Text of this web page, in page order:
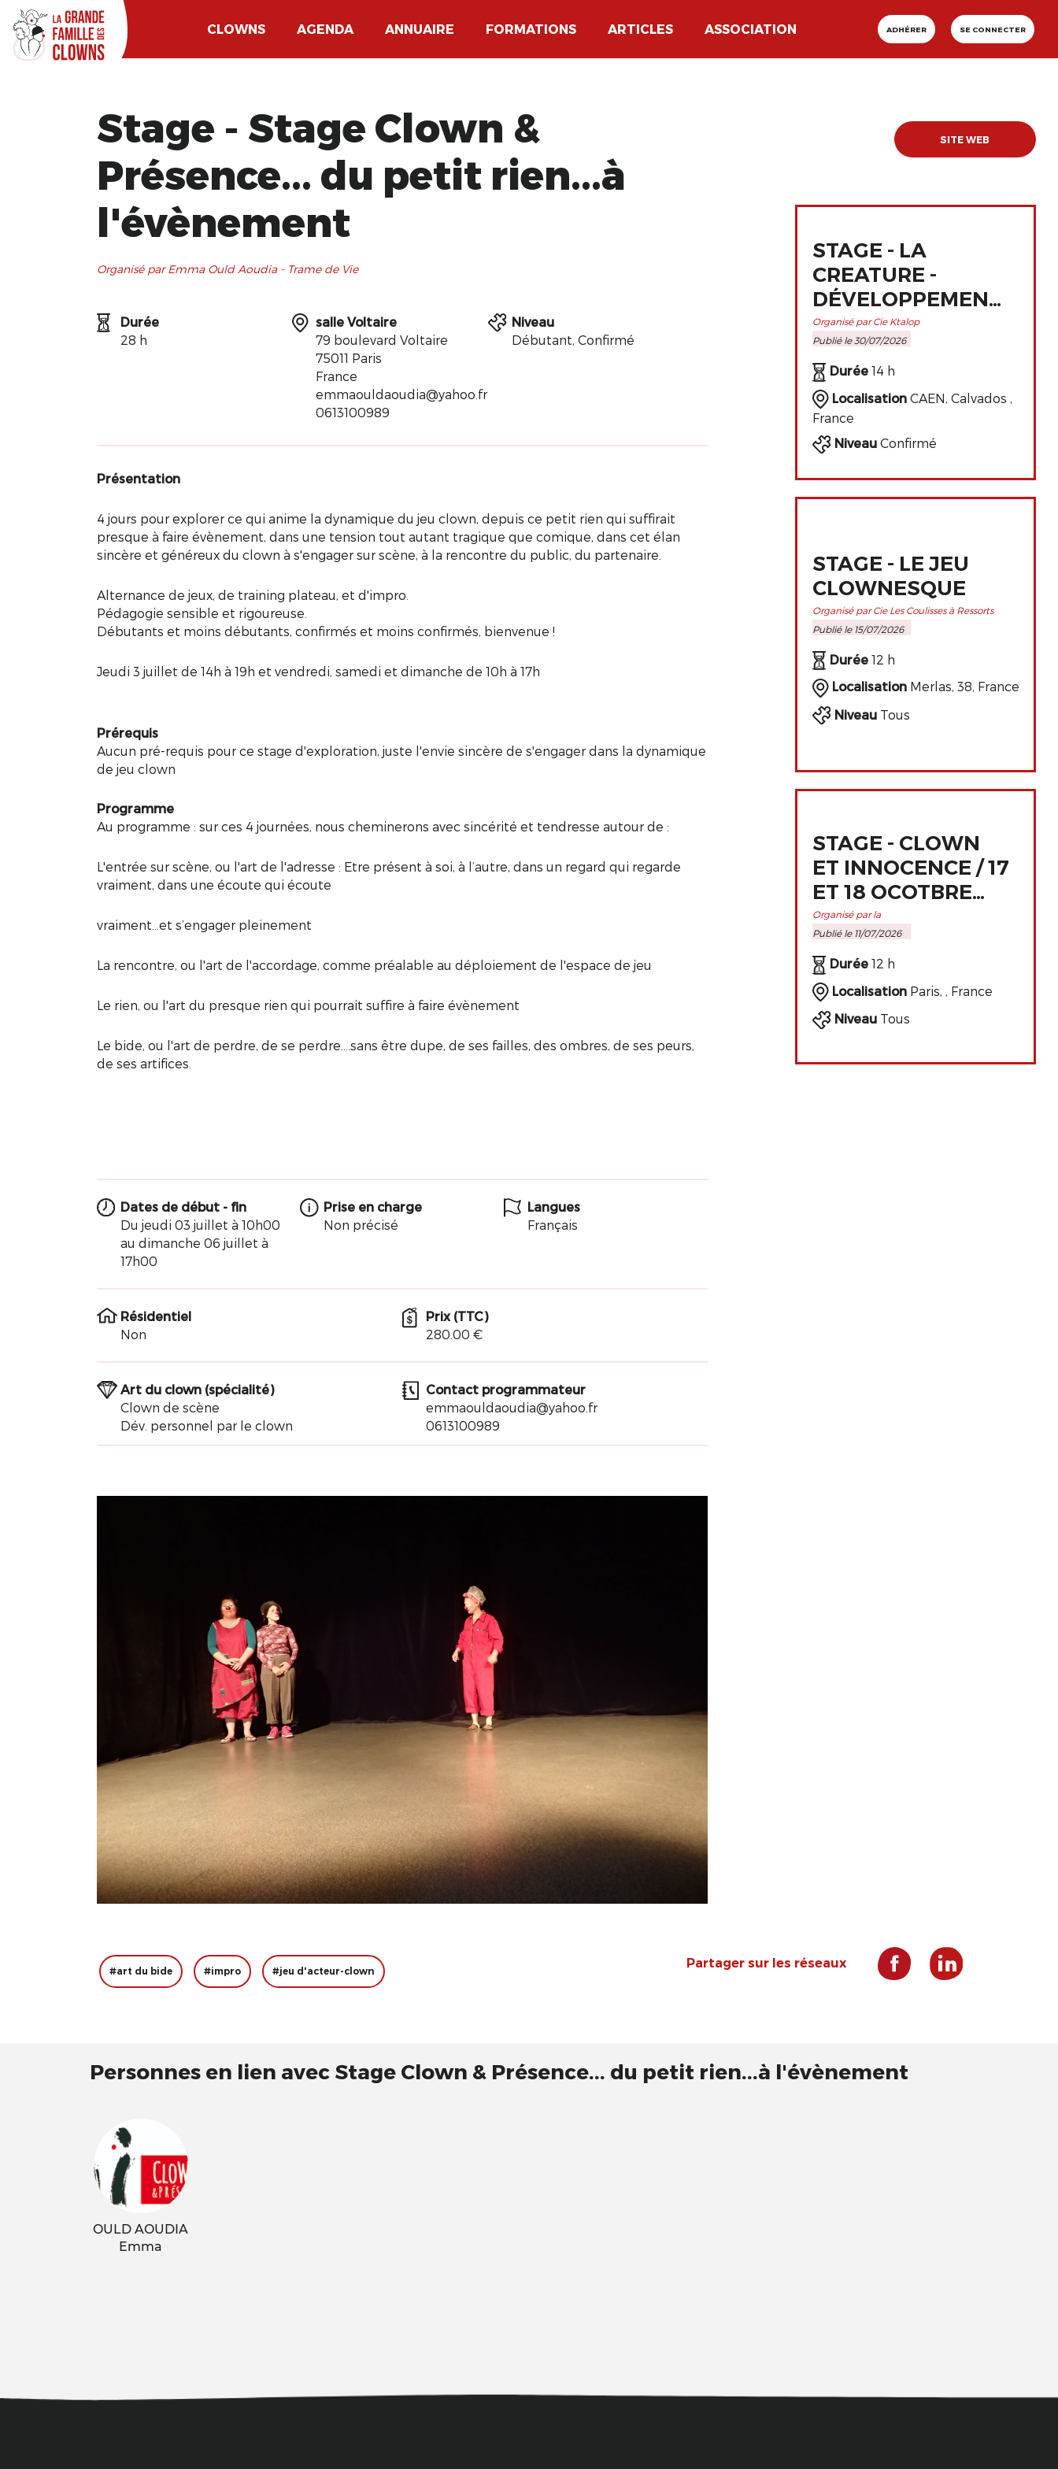
CLOWNS AGENDA ANNUAIRE FORMATIONS ARTICLES ASSOCIATION ADHÉRER SE CONNECTER
Stage - Stage Clown &
Présence... du petit rien...à
l'évènement
Organisé par Emma Ould Aoudia - Trame de Vie
Durée
28 h
salle Voltaire
79 boulevard Voltaire
75011 Paris
France
emmaouldaoudia@yahoo.fr
0613100989
Niveau
Débutant, Confirmé
Présentation
4 jours pour explorer ce qui anime la dynamique du jeu clown, depuis ce petit rien qui suffirait
presque à faire évènement, dans une tension tout autant tragique que comique, dans cet élan
sincère et généreux du clown à s'engager sur scène, à la rencontre du public, du partenaire.
Alternance de jeux, de training plateau, et d'impro.
Pédagogie sensible et rigoureuse.
Débutants et moins débutants, confirmés et moins confirmés, bienvenue !
Jeudi 3 juillet de 14h à 19h et vendredi, samedi et dimanche de 10h à 17h
Prérequis
Aucun pré-requis pour ce stage d'exploration, juste l'envie sincère de s'engager dans la dynamique
de jeu clown
Programme
Au programme : sur ces 4 journées, nous cheminerons avec sincérité et tendresse autour de :
L'entrée sur scène, ou l'art de l'adresse : Etre présent à soi, à l’autre, dans un regard qui regarde
vraiment, dans une écoute qui écoute
vraiment…et s’engager pleinement
La rencontre, ou l'art de l'accordage, comme préalable au déploiement de l'espace de jeu
Le rien, ou l'art du presque rien qui pourrait suffire à faire évènement
Le bide, ou l'art de perdre, de se perdre....sans être dupe, de ses failles, des ombres, de ses peurs,
de ses artifices.
Dates de début - fin
Du jeudi 03 juillet à 10h00
au dimanche 06 juillet à
17h00
Prise en charge
Non précisé
Langues
Français
Résidentiel
Non
Prix (TTC)
280.00 €
Art du clown (spécialité)
Clown de scène
Dév. personnel par le clown
Contact programmateur
emmaouldaoudia@yahoo.fr
0613100989
SITE WEB
STAGE - LA
CREATURE -
DÉVELOPPEMENT
ET
PERFECTIONNEMENT
DE L'ART
CLOWNESQUE
Organisé par Cie Ktalop
Publié le 30/07/2026
Durée14 h
LocalisationCAEN, Calvados ,
France
NiveauConfirmé
STAGE - LE JEU
CLOWNESQUE
Organisé par Cie Les Coulisses à Ressorts
Publié le 15/07/2026
Durée12 h
LocalisationMerlas, 38, France
NiveauTous
STAGE - CLOWN
ET INNOCENCE / 17
ET 18 OCOTBRE
2026 À PARIS
Organisé par la
Publié le 11/07/2026
Durée12 h
LocalisationParis, , France
NiveauTous
Partager sur les réseaux
#art du bide #impro #jeu d'acteur-clown
Personnes en lien avec Stage Clown & Présence... du petit rien...à l'évènement
OULD AOUDIA
Emma